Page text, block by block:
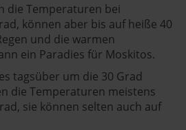
die Temperaturen bei
können aber bis auf heiße 40
und die warmen
ein Paradies für Moskitos.
tagsüber um die 30 Grad
die Temperaturen meistens
sie können selten auch auf